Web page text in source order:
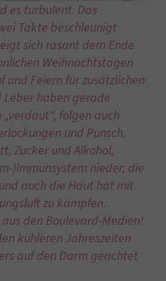
es turbulent. Das
Takte beschleunigt
sich rasant dem Ende
Weihnachtstagen
und Feiern für zusätzlichen
Leber haben gerade
folgen auch
und Punsch.
Zucker und Alkohol,
)Immunsystem nieder, die
auch die Haut hat mit
zu kämpfen.
den Boulevard-Medien!
kühleren Jahreszeiten
auf den Darm geachtet